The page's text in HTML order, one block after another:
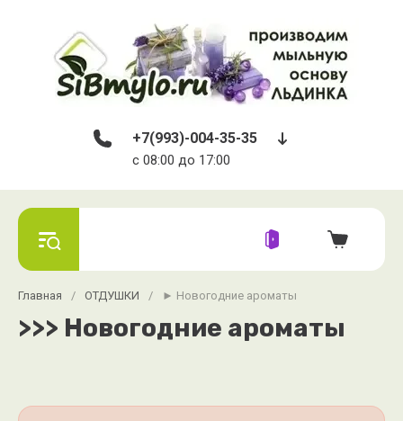
+7(993)-004-35-35
c 08:00 до 17:00
Главная / ОТДУШКИ / ► Новогодние ароматы
>>> Новогодние ароматы